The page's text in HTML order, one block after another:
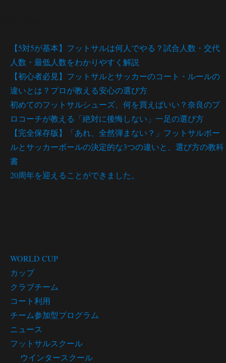
【5対5が基本】フットサルは何人でやる？試合人数・交代
人数・最低人数をわかりやすく解説
【初心者必見】フットサルとサッカーのコート・ルールの
違いとは？プロが教える安心の選び方
初めてのフットサルシューズ、何を買えばいい？奈良のプ
ロコーチが教える「絶対に後悔しない」一足の選び方
【完全保存版】「あれ、全然弾まない？」フットサルボー
ルとサッカーボールの決定的な3つの違いと、選び方の教科
書
20周年を迎えることができました。
WORLD CUP
カップ
クラブチーム
コート利用
チーム参加型プログラム
ニュース
フットサルスクール
ウインタースクール